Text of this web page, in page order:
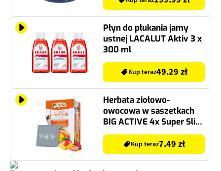
Płyn do płukania jamy
ustnej LACALUT Aktiv 3 x
300 ml
Kup teraz49.29 zł
Herbata ziołowo-
owocowa w saszetkach
BIG ACTIVE 4x Super Slim
Odchudzanie Truskawka i
mango (20 sztuk)
Kup teraz7.49 zł